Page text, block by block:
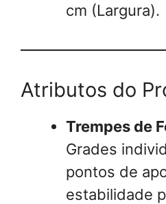
cm (Largura).
Atributos do
Trempes de
Grades
pontos de
estabilidade